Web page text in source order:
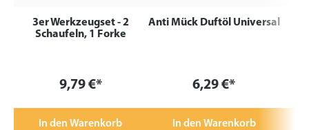
3er Werkzeugset - 2
Schaufeln, 1 Forke
9,79 €*
In den Warenkorb
Anti Mück Duftöl Universal
6,29 €*
In den Warenkorb